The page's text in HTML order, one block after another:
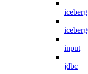
iceberg
input
jdbc